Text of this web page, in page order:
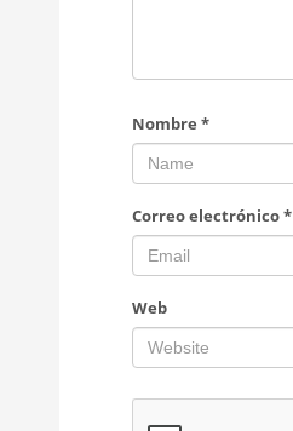
Nombre *
Correo electrónico*
Web